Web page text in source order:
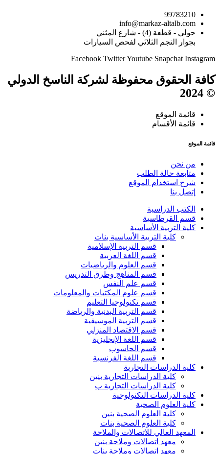
99783210
info@markaz-altalb.com
حولي - قطعة (4) - شارع المثني
بجوار النجم الثلاثي لفحص السيارات
Facebook TwitterYoutube Snapchat Instagram
كافة الحقوق محفوظة لشركة الناسخ الدولي
© 2024
قائمة الموقع
قائمة الأقسام
قائمة الموقع
من نحن
متابعة حالة الطلب
شرح استخدام الموقع
إتصل بنا
الكتب الدراسية
قسم القرطاسية
كلية التربية الأساسية
كلية التربية الأساسية بنات
قسم التربية الإسلامية
قسم اللغة العربية
قسم العلوم والرياضيات
قسم المناهج وطرق التدريس
قسم علم النفس
قسم علوم المكتبات والمعلومات
قسم تكنولوجيا التعليم
قسم التربية البدنية والرياضة
قسم التربية الموسيقية
قسم الاقتصاد المنزلي
قسم اللغة الإنجليزية
قسم الحاسوب
قسم اللغة الفرنسية
كلية الدراسات التجارية
كلية الدراسات التجارية بنين
كلية الدراسات التجارية ب
كلية الدراسات التكنولوجية
كلية العلوم الصحية
كلية العلوم الصحية بنين
كلية العلوم الصحية بنات
المعهد العالي للاتصالات والملاحة
معهد اتصالات وملاحة بنين
معهد اتصالات وملاحة بنات